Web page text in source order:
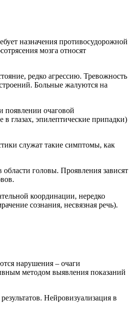
назначения противосудорожной
мозга относят
редко агрессию. Тревожность
Больные жалуются на
появлении очаговой
глазах, эпилептические припадки)
служат такие симптомы, как
головы. Проявления зависят
координации, нередко
сознания, несвязная речь).
нарушения – очаги
методом выявления показаний
Нейровизуализация в